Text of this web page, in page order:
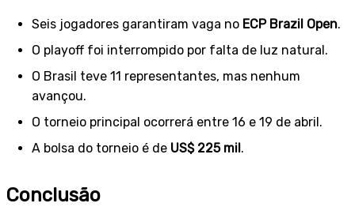
Seis jogadores garantiram vaga no ECP Brazil Open.
O playoff foi interrompido por falta de luz natural.
O Brasil teve 11 representantes, mas nenhum
avançou.
O torneio principal ocorrerá entre 16 e 19 de abril.
A bolsa do torneio é de US$ 225 mil.
Conclusão